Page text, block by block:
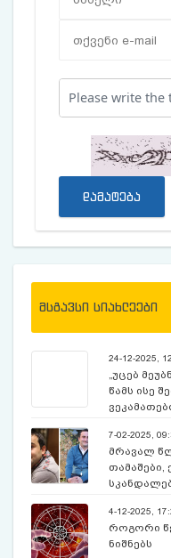
დამატება
მსგავსი სიახლეები
24-12-2025,
„უცებ
წამს ისე
7-02-2025,
მრავალ
4-12-2025,
როგორი
ნიშნებს